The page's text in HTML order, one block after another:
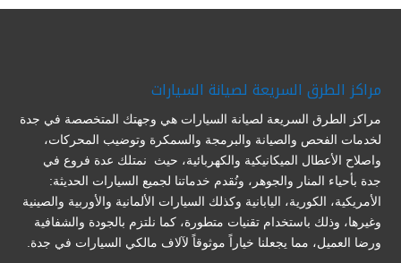
مراكز الطرق السريعة لصيانة السيارات
مراكز الطرق السريعة لصيانة السيارات هي وجهتك المتخصصة في جدة
لخدمات الفحص والصيانة والبرمجة والسمكرة وتوضيب المحركات،
واصلاح الأعطال الميكانيكية والكهربائية، حيث نمتلك عدة فروع في
جدة بأحياء المنار والجوهر، ونُقدم خدماتنا لجميع السيارات الحديثة:
الأمريكية، الكورية، اليابانية وكذلك السيارات الألمانية والأوربية والصينية
وغيرها، وذلك باستخدام تقنيات متطورة، كما نلتزم بالجودة والشفافية
ورضا العميل، مما يجعلنا خياراً موثوقاً لآلاف مالكي السيارات في جدة.